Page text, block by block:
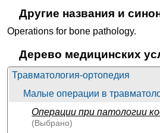
Клиника Доктора Назимовой на
Вернадского
пр-т Вернадского; д. 127
+7(495..показать
3000-12000₽
ПримаМед на Варшавском
+7(495..показать
Другие названия и
Operations for bone pathology.
Дерево медицинских
Травматология-ортопедия
Малые операции в
Операции при патологии
(Выбрано)